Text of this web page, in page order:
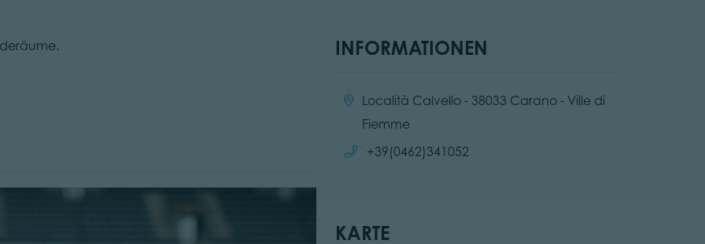
INFORMATIONEN
Ort: Località Calvello - 38033 Carano - Ville di
Fiemme
Anrufen:
+39(0462)341052
KARTE